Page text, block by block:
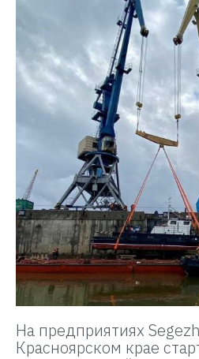
На предприятиях
Красноярском крае